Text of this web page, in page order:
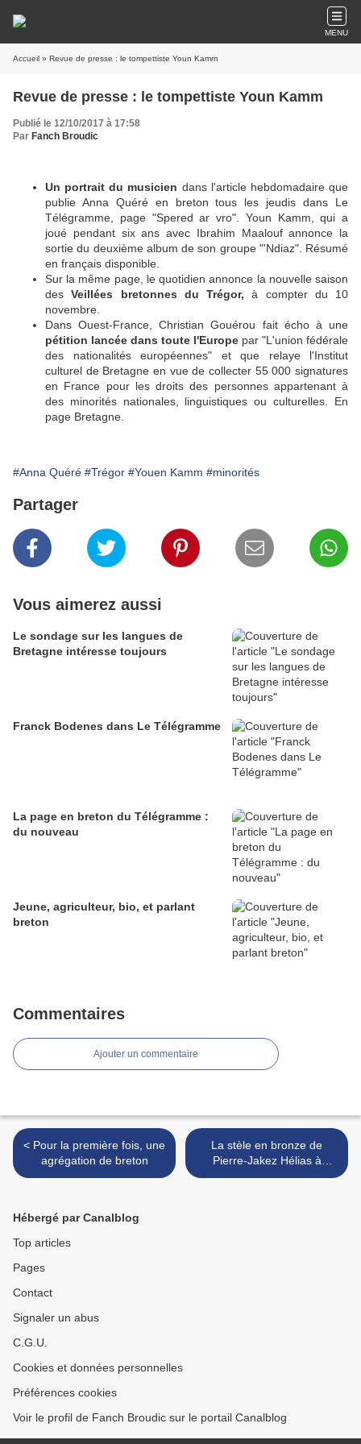
MENU
Accueil » Revue de presse : le tompettiste Youn Kamm
Revue de presse : le tompettiste Youn Kamm
Publié le 12/10/2017 à 17:58
Par Fanch Broudic
Un portrait du musicien dans l'article hebdomadaire que
publie Anna Quéré en breton tous les jeudis dans Le
Télégramme, page "Spered ar vro". Youn Kamm, qui a
joué pendant six ans avec Ibrahim Maalouf annonce la
sortie du deuxième album de son groupe "'Ndiaz". Résumé
en français disponible.
Sur la même page, le quotidien annonce la nouvelle saison
desVeillées bretonnes du Trégor, à compter du 10
novembre.
Dans Ouest-France, Christian Gouérou fait écho à une
pétition lancée dans toute l'Europe par "L'union fédérale
des nationalités européennes" et que relaye l'Institut
culturel de Bretagne en vue de collecter 55 000 signatures
en France pour les droits des personnes appartenant à
des minorités nationales, linguistiques ou culturelles. En
page Bretagne.
#Anna Quéré #Trégor #Youen Kamm #minorités
Partager
Vous aimerez aussi
Le sondage sur les langues de
Bretagne intéresse toujours
Franck Bodenes dans Le Télégramme
La page en breton du Télégramme :
du nouveau
Jeune, agriculteur, bio, et parlant
breton
Commentaires
Ajouter un commentaire
< Pour la première fois, une
agrégation de breton
La stèle en bronze de
Pierre-Jakez Hélias à
Pouldreuzic : l'inauguration
Hébergé par Canalblog
Top articles
Pages
Contact
Signaler un abus
C.G.U.
Cookies et données personnelles
Préférences cookies
Voir le profil de Fanch Broudic sur le portail Canalblog